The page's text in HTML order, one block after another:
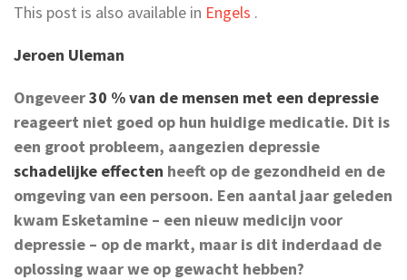
This post is also available in Engels .
Jeroen Uleman
Ongeveer30 % van de mensen met een depressie
reageert niet goed op hun huidige medicatie. Dit is
een groot probleem, aangezien depressie
schadelijke effecten heeft op de gezondheid en de
omgeving van een persoon. Een aantal jaar geleden
kwam Esketamine – een nieuw medicijn voor
depressie – op de markt, maar is dit inderdaad de
oplossing waar we op gewacht hebben?